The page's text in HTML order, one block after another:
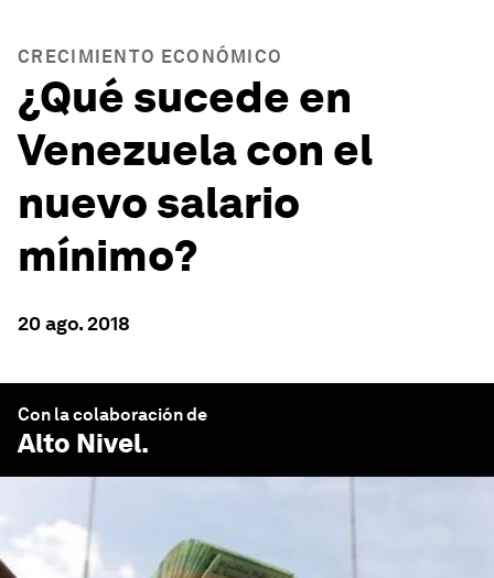
CRECIMIENTO ECONÓMICO
¿Qué sucede en
Venezuela con el
nuevo salario
mínimo?
20 ago. 2018
Con la colaboración de
Alto Nivel.